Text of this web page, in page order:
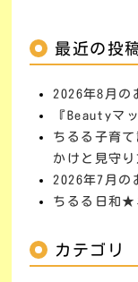
最近の投
2026年8月の
『Beautyマ
ちるる子育
かけと見守り
2026年7月の
ちるる日和
カテゴリ